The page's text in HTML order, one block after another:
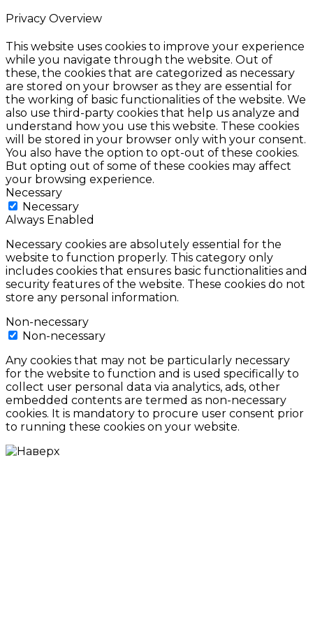
Privacy Overview
This website uses cookies to improve your experience
while you navigate through the website. Out of
these, the cookies that are categorized as necessary
are stored on your browser as they are essential for
the working of basic functionalities of the website. We
also use third-party cookies that help us analyze and
understand how you use this website. These cookies
will be stored in your browser only with your consent.
You also have the option to opt-out of these cookies.
But opting out of some of these cookies may affect
your browsing experience.
Necessary
Necessary
Always Enabled
Necessary cookies are absolutely essential for the
website to function properly. This category only
includes cookies that ensures basic functionalities and
security features of the website. These cookies do not
store any personal information.
Non-necessary
Non-necessary
Any cookies that may not be particularly necessary
for the website to function and is used specifically to
collect user personal data via analytics, ads, other
embedded contents are termed as non-necessary
cookies. It is mandatory to procure user consent prior
to running these cookies on your website.